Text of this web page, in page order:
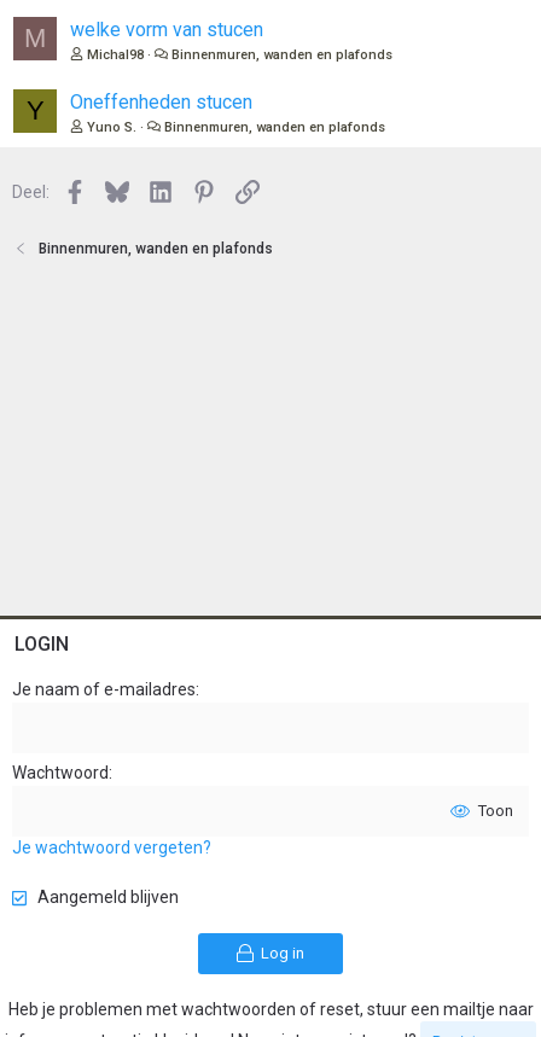
M welke vorm van stucen
Michal98 Binnenmuren, wanden en plafonds
Y Oneffenheden stucen
Yuno S. Binnenmuren, wanden en plafonds
Deel: Facebook
BlueskyLinkedInPinterest
Link
Binnenmuren, wanden en plafonds
LOGIN
Je naam of e-mailadres
Wachtwoord
Toon
Je wachtwoord vergeten?
Aangemeld blijven
Log in
Heb je problemen met wachtwoorden of reset, stuur een mailtje naar